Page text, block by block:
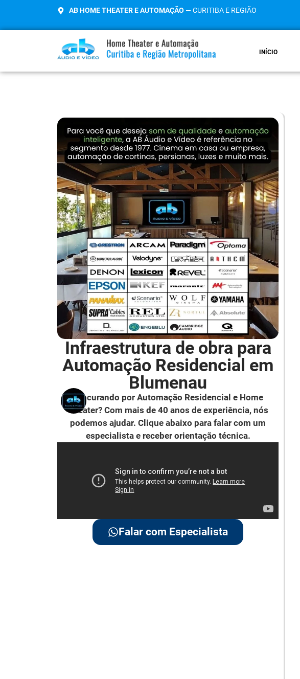
AB HOME THEATER E AUTOMAÇÃO — CURITIBA E REGIÃO
INÍCIO
Infraestrutura de obra para
Automação Residencial em
Blumenau
Procurando por Automação Residencial e Home
Theater? Com mais de 40 anos de experiência, nós
podemos ajudar. Clique abaixo para falar com um
especialista e receber orientação técnica.
Falar com Especialista